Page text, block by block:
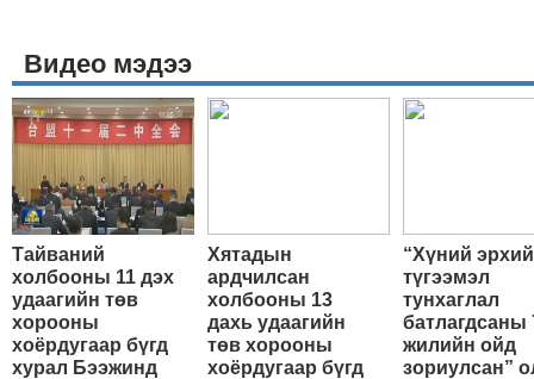
Видео мэдээ
Тайваний
холбооны 11 дэх
удаагийн төв
хорооны
хоёрдугаар бүгд
хурал Бээжинд
Хятадын
ардчилсан
холбооны 13
дахь удаагийн
төв хорооны
хоёрдугаар бүгд
“Хүний
түгээмэл
тунхаглал
батлагдсаны
жилийн ойд
зориулсан”